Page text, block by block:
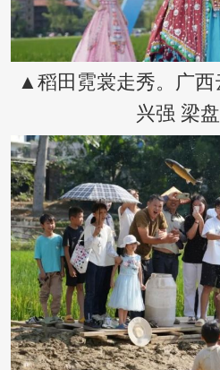
▲稻田霓裳走秀。广西
兴强 梁